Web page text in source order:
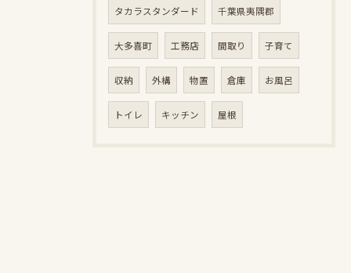
タカラスタンダード 千葉県夷隅郡
大多喜町 工務店 間取り 子育て
収納 外構 物置 倉庫 お風呂
トイレ キッチン 屋根